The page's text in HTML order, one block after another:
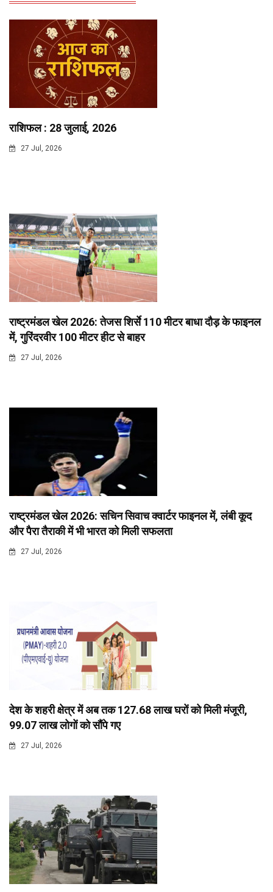
राशिफल : 28 जुलाई, 2026
27 Jul, 2026
राष्ट्रमंडल खेल 2026: तेजस शिर्से 110 मीटर बाधा दौड़ के फाइनल
में, गुरिंदरवीर 100 मीटर हीट से बाहर
27 Jul, 2026
राष्ट्रमंडल खेल 2026: सचिन सिवाच क्वार्टर फाइनल में, लंबी कूद
और पैरा तैराकी में भी भारत को मिली सफलता
27 Jul, 2026
देश के शहरी क्षेत्र में अब तक 127.68 लाख घरों को मिली मंजूरी,
99.07 लाख लोगों को सौंपे गए
27 Jul, 2026